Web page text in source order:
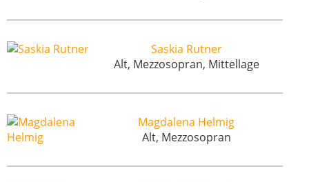
Saskia Rutner
Alt, Mezzosopran, Mittellage
Magdalena Helmig
Alt, Mezzosopran